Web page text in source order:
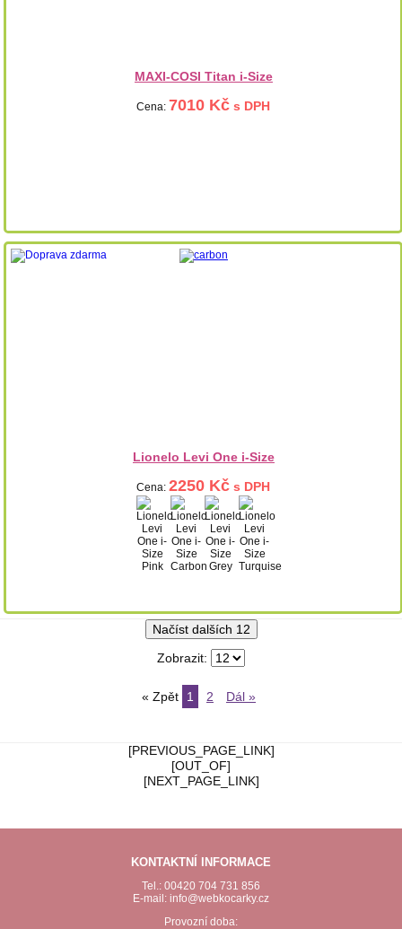
MAXI-COSI Titan i-Size
Cena: 7010 Kč s DPH
Lionelo Levi One i-Size
Cena:2250 Kč s DPH
Načíst dalších 12
Zobrazit:
« Zpět 1 2 Dál »
[PREVIOUS_PAGE_LINK]
[OUT_OF]
[NEXT_PAGE_LINK]
KONTAKTNÍ INFORMACE
Tel.: 00420 704 731 856
E-mail: info@webkocarky.cz
Provozní doba: